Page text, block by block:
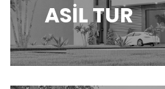
ASİL TUR